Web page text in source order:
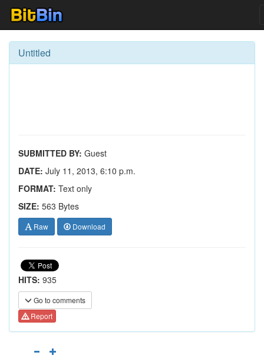
Untitled
SUBMITTED BY: Guest
DATE: July 11, 2013, 6:10 p.m.
FORMAT: Text only
SIZE: 563 Bytes
Raw Download
HITS: 935
Go to comments
Report